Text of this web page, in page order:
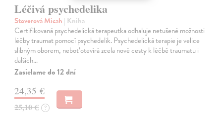
Léčivá psychedelika
Stoverová Micah | Kniha
Certifikovaná psychedelická terapeutka odhaluje netušené možnosti
léčby traumat pomocí psychedelik. Psychedelická terapie je velice
slibným oborem, neboť otevírá zcela nové cesty k léčbě traumatu i
dalších…
Zasielame do 12 dní
24,35 €
25,10 € ?